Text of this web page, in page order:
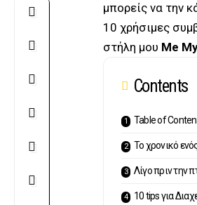
μπορείς να την
10 χρήσιμες
στήλη μου Me
Contents
Table of
Το χρονικό
Λίγο πριν την
10 tips για